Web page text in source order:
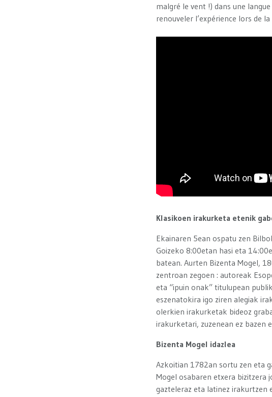
malgré le vent !) dans une
renouveler l’expérience lors de
Klasikoen irakurketa etenik
Ekainaren 5ean ospatu zen
Goizeko 8:00etan hasi eta
batean. Aurten Bizenta Mogel,
zentroan zegoen : autoreak
eta “ipuin onak” titulupean
eszenatokira igo ziren alegiak
olerkien irakurketak bideoz
irakurketari, zuzenean ez
Bizenta Mogel idazlea
Azkoitian 1782an sortu zen eta
Mogel osabaren etxera bizitzera
gazteleraz eta latinez irakurtzen